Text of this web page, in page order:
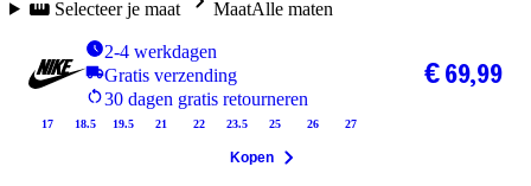
Selecteer je maat MaatAlle maten
2-4 werkdagen
Gratis verzending
30 dagen gratis retourneren
17 18.5 19.5 21 22 23.5 25 26 27
€ 69,99
Kopen